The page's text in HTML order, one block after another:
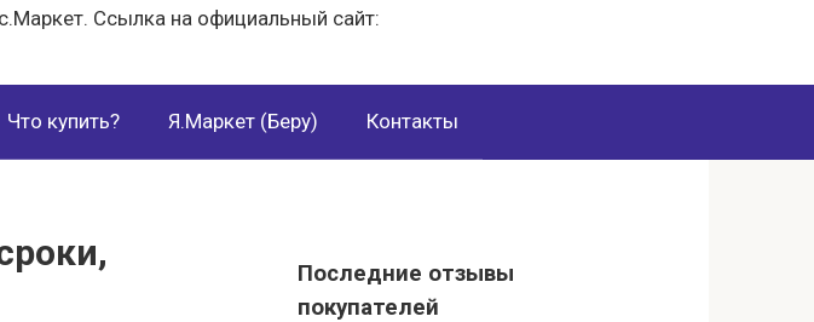
Ссылка на официальный сайт:
Что купить? Я.Маркет (Беру) Контакты
Последние отзывы
покупателей